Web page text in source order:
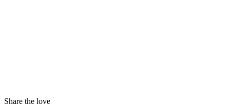
Share the love